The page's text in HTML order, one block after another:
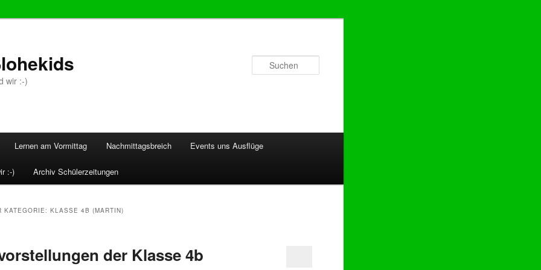
wir :-)
Lernen am Vormittag Nachmittagsbreich Events uns Ausflüge
:-) Archiv Schülerzeitungen
KATEGORIE:KLASSE 4B (MARTIN)
der Klasse 4b